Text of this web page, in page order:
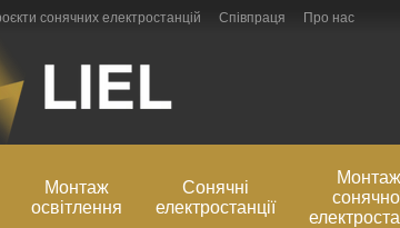
сонячних електростанцій Співпраця
Про нас
Монтаж
освітлення
Сонячні
електростанції
Монтаж